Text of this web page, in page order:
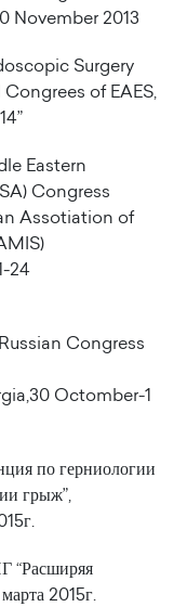
November 2013
Surgery
of EAES,
Eastern
Congress
Assotiation of
24
Congress
Octomber-1
по герниологии
грыж”,
“Расширяя
2015г.